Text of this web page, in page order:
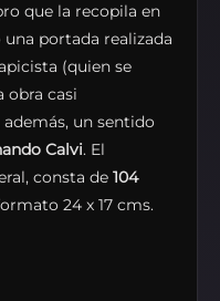
que la recopila en
portada realizada
(quien se
obra casi
un sentido
Calvi. El
consta de 104
24 x 17 cms.